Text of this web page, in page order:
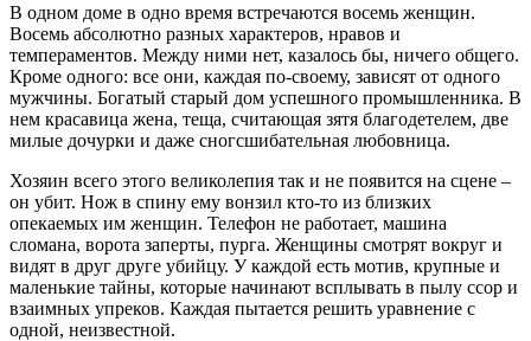
В одном доме в одно время встречаются восемь женщин.
Восемь абсолютно разных характеров, нравов и
темпераментов. Между ними нет, казалось бы, ничего общего.
Кроме одного: все они, каждая по-своему, зависят от одного
мужчины. Богатый старый дом успешного промышленника. В
нем красавица жена, теща, считающая зятя благодетелем, две
милые дочурки и даже сногсшибательная любовница.
Хозяин всего этого великолепия так и не появится на сцене –
он убит. Нож в спину ему вонзил кто-то из близких
опекаемых им женщин. Телефон не работает, машина
сломана, ворота заперты, пурга. Женщины смотрят вокруг и
видят в друг друге убийцу. У каждой есть мотив, крупные и
маленькие тайны, которые начинают всплывать в пылу ссор и
взаимных упреков. Каждая пытается решить уравнение с
одной, неизвестной.